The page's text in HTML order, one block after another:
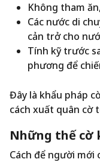
Không tham
Các nước di
cản trở cho
Tính kỹ trước
phương để
Đây là khẩu pháp
cách xuất quân cờ
Những thế cờ
Cách để người